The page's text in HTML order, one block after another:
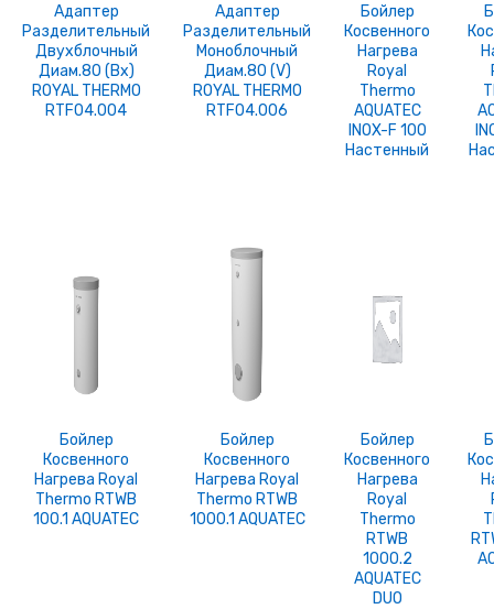
Адаптер
Разделительный
Двухблочный
Диам.80 (Bx)
ROYAL THERMO
RTF04.004
Адаптер
Разделительный
Моноблочный
Диам.80 (V)
ROYAL THERMO
RTF04.006
Бойлер
Косвенного
Нагрева
Royal
Thermo
AQUATEC
INOX-F 100
Настенный
Бойлер
Косвенного
Нагрева Royal
Thermo RTWB
100.1 AQUATEC
Бойлер
Косвенного
Нагрева Royal
Thermo RTWB
1000.1 AQUATEC
Бойлер
Косвенного
Нагрева
Royal
Thermo
RTWB
1000.2
AQUATEC
DUO